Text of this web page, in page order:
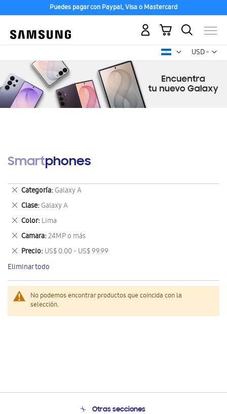
Puedes pagar con Paypal, Visa o Mastercard
USD -
dólar
Mi carrito
Smartphones
No podemos encontrar productos que coincida con la
selección.
Categoría Galaxy A
Eliminar
este
artículo
Clase Galaxy A
Eliminar
este
artículo
Color Lima
Eliminar
este
artículo
Camara 24MP o más
Eliminar
este
artículo
Precio US$ 0.00 - US$ 99.99
Eliminar
este
artículo
Eliminar todo
Otras secciones